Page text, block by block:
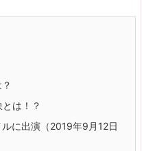
は！？
に出演（2019年9月12日